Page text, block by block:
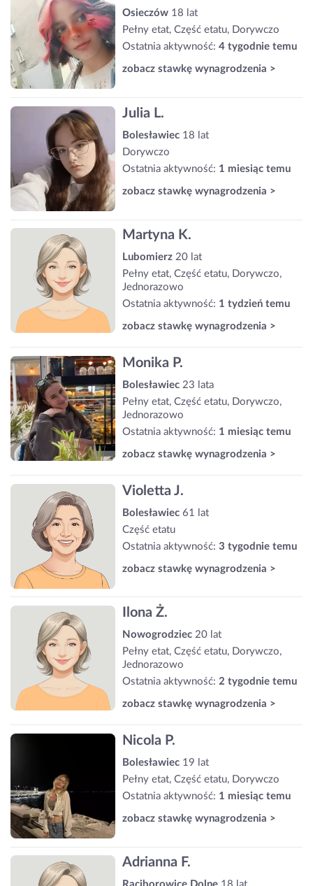
Osieczów 18 lat
Pełny etat, Część etatu, Dorywczo
Ostatnia aktywność: 4 tygodnie temu
zobacz stawkę wynagrodzenia >
Julia L.
Bolesławiec 18 lat
Dorywczo
Ostatnia aktywność: 1 miesiąc temu
zobacz stawkę wynagrodzenia >
Martyna K.
Lubomierz 20 lat
Pełny etat, Część etatu, Dorywczo,
Jednorazowo
Ostatnia aktywność: 1 tydzień temu
zobacz stawkę wynagrodzenia >
Monika P.
Bolesławiec 23 lata
Pełny etat, Część etatu, Dorywczo,
Jednorazowo
Ostatnia aktywność: 1 miesiąc temu
zobacz stawkę wynagrodzenia >
Violetta J.
Bolesławiec 61 lat
Część etatu
Ostatnia aktywność: 3 tygodnie temu
zobacz stawkę wynagrodzenia >
Ilona Ż.
Nowogrodziec 20 lat
Pełny etat, Część etatu, Dorywczo,
Jednorazowo
Ostatnia aktywność: 2 tygodnie temu
zobacz stawkę wynagrodzenia >
Nicola P.
Bolesławiec 19 lat
Pełny etat, Część etatu, Dorywczo
Ostatnia aktywność: 1 miesiąc temu
zobacz stawkę wynagrodzenia >
Adrianna F.